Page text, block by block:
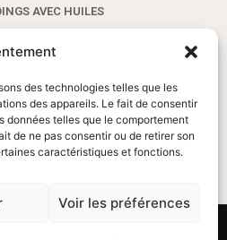
des technologies telles que les
des appareils. Le fait de consentir
données telles que le comportement
de ne pas consentir ou de retirer son
caractéristiques et fonctions.
Voir les préférences
AVEC HUILES
SANS HUILE
CORPS AUX HUILES
CORPS SANS HUILE